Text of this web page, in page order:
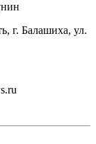
г. Балашиха, ул.